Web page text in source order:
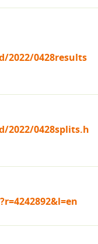
2022/0428results
2022/0428splits.h